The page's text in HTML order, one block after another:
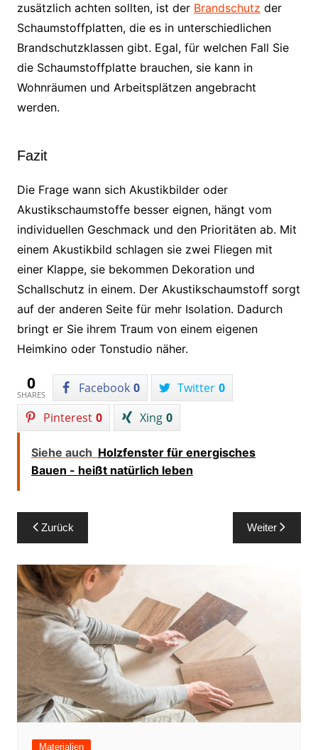
zusätzlich achten sollten, ist der Brandschutz der
Schaumstoffplatten, die es in unterschiedlichen
Brandschutzklassen gibt. Egal, für welchen Fall Sie
die Schaumstoffplatte brauchen, sie kann in
Wohnräumen und Arbeitsplätzen angebracht
werden.
Fazit
Die Frage wann sich Akustikbilder oder
Akustikschaumstoffe besser eignen, hängt vom
individuellen Geschmack und den Prioritäten ab. Mit
einem Akustikbild schlagen sie zwei Fliegen mit
einer Klappe, sie bekommen Dekoration und
Schallschutz in einem. Der Akustikschaumstoff sorgt
auf der anderen Seite für mehr Isolation. Dadurch
bringt er Sie ihrem Traum von einem eigenen
Heimkino oder Tonstudio näher.
0
SHARES Facebook 0 Twitter 0
Pinterest 0 Xing 0
Siehe auch Holzfenster für energisches
Bauen - heißt natürlich leben
Beitragsnavigation
Zurück Weiter
Materialien